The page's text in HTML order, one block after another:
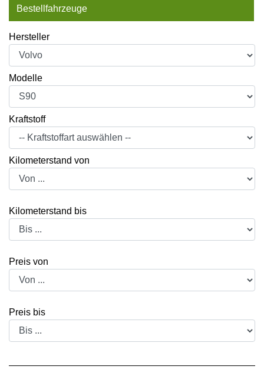
Bestellfahrzeuge
Hersteller
Modelle
Kraftstoff
Kilometerstand von
Kilometerstand bis
Preis von
Preis bis